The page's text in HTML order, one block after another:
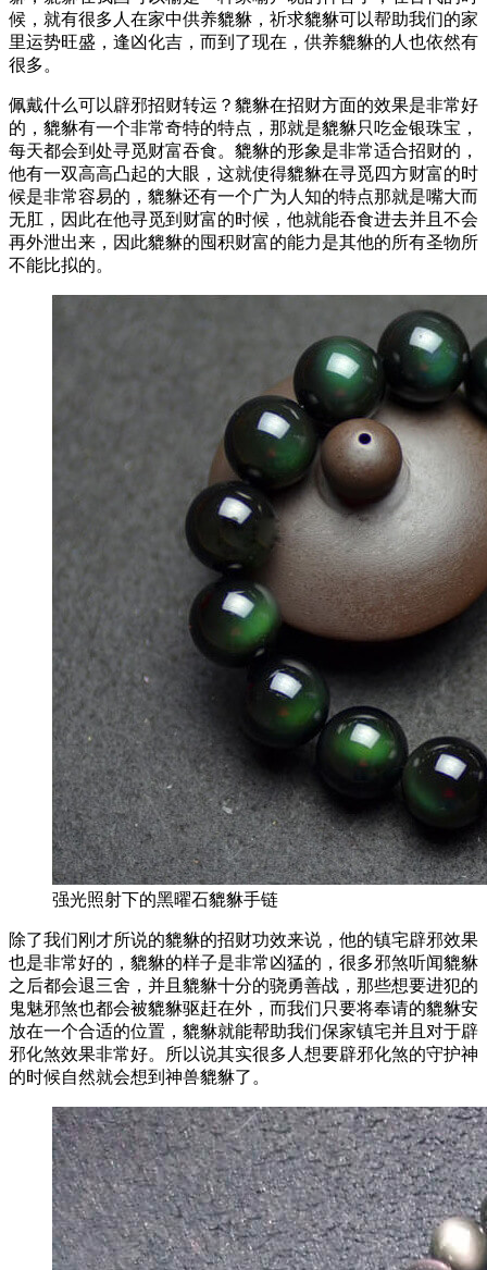
候，就有很多人在家中供养貔貅，祈求貔貅可以帮助我们的家
里运势旺盛，逢凶化吉，而到了现在，供养貔貅的人也依然有
很多。
佩戴什么可以辟邪招财转运？貔貅在招财方面的效果是非常好
的，貔貅有一个非常奇特的特点，那就是貔貅只吃金银珠宝，
每天都会到处寻觅财富吞食。貔貅的形象是非常适合招财的，
他有一双高高凸起的大眼，这就使得貔貅在寻觅四方财富的时
候是非常容易的，貔貅还有一个广为人知的特点那就是嘴大而
无肛，因此在他寻觅到财富的时候，他就能吞食进去并且不会
再外泄出来，因此貔貅的囤积财富的能力是其他的所有圣物所
不能比拟的。
强光照射下的黑曜石貔貅手链
除了我们刚才所说的貔貅的招财功效来说，他的镇宅辟邪效果
也是非常好的，貔貅的样子是非常凶猛的，很多邪煞听闻貔貅
之后都会退三舍，并且貔貅十分的骁勇善战，那些想要进犯的
鬼魅邪煞也都会被貔貅驱赶在外，而我们只要将奉请的貔貅安
放在一个合适的位置，貔貅就能帮助我们保家镇宅并且对于辟
邪化煞效果非常好。所以说其实很多人想要辟邪化煞的守护神
的时候自然就会想到神兽貔貅了。